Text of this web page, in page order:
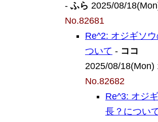
- ふら 2025/08/
No.82681
Re^2: オジギソ
ついて - ココ
2025/08/18(Mon)
No.82682
Re^3: オジ
長？につい